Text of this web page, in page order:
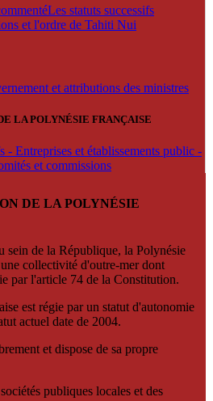
Les statuts successifs
et l'ordre de Tahiti Nui
et attributions des ministres
LA POLYNÉSIE FRANÇAISE
- Entreprises et établissements public -
et commissions
DE LA POLYNÉSIE
sein de la République, la Polynésie
collectivité d'outre-mer dont
par l'article 74 de la Constitution.
est régie par un statut d'autonomie
actuel date de 2004.
et dispose de sa propre
publiques locales et des